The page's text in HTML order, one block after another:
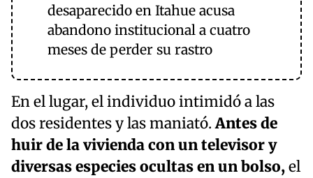
desaparecido en Itahue acusa
abandono institucional a cuatro
meses de perder su rastro
En el lugar, el individuo intimidó a las
dos residentes y las maniató.Antes de
huir de la vivienda con un televisor y
diversas especies ocultas en un bolso,el